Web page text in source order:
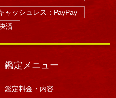
ャッシュレス：PayPay
済
鑑定メニュー
鑑定料金・内容